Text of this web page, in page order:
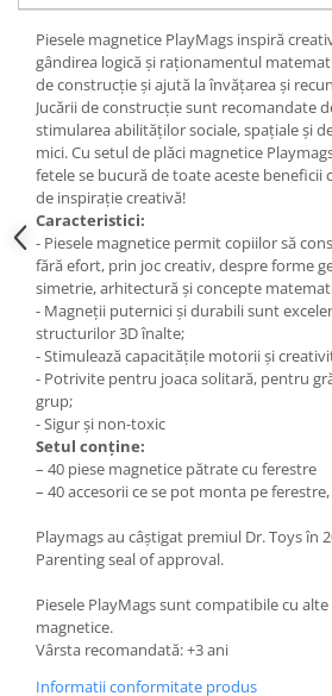
Piesele magnetice PlayMags inspiră
gândirea logică și raționamentul
de construcție și ajută la învățarea și
Jucării de construcție sunt recomandate
stimularea abilităților sociale, spațiale și
mici. Cu setul de plăci magnetice
fetele se bucură de toate aceste beneficii
de inspirație creativă!
Caracteristici:
- Piesele magnetice permit copiilor să
fără efort, prin joc creativ, despre forme
simetrie, arhitectură și concepte
- Magneții puternici și durabili sunt
structurilor 3D înalte;
- Stimulează capacitățile motorii și
- Potrivite pentru joaca solitară, pentru
grup;
- Sigur și non-toxic
Setul conține:
– 40 piese magnetice pătrate cu ferestre
– 40 accesorii ce se pot monta pe
Playmags au câștigat premiul Dr. Toys în
Parenting seal of approval.
Piesele PlayMags sunt compatibile cu
magnetice.
Vârsta recomandată: +3 ani
Informatii conformitate produs